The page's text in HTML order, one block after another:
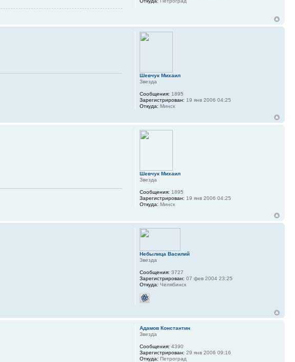
Шевчук Михаил
Звезда
Сообщения: 1895
Зарегистрирован: 19 янв 2006 04:25
Откуда: Минск
Шевчук Михаил
Звезда
Сообщения: 1895
Зарегистрирован: 19 янв 2006 04:25
Откуда: Минск
Небылица Василий
Звезда
Сообщения: 3727
Зарегистрирован: 07 фев 2004 23:25
Откуда: Челябинск
Адамов Константин
Звезда
Сообщения: 4390
Зарегистрирован: 29 янв 2006 09:16
Откуда: Петроград